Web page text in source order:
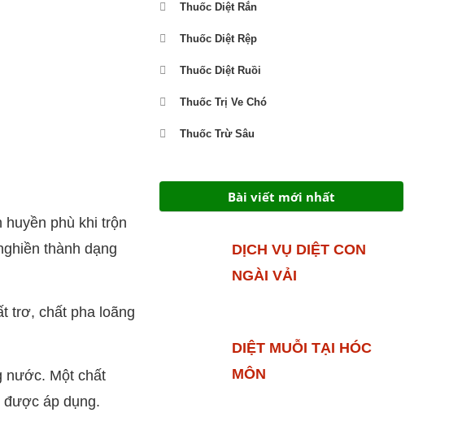
phù khi trộn
thành dạng
trơ, chất pha loãng
nước. Một chất
được áp dụng.
Thuốc Diệt Rắn
Thuốc Diệt Rệp
Thuốc Diệt Ruồi
Thuốc Trị Ve Chó
Thuốc Trừ Sâu
Bài viết mới nhất
DỊCH VỤ DIỆT CON
NGÀI VẢI
DIỆT MUỖI TẠI HÓC
MÔN